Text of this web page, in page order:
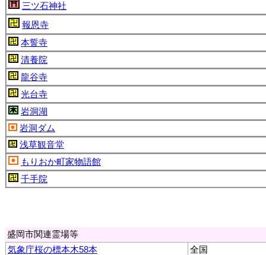
三ツ石神社
報恩寺
本誓寺
清養院
龍谷寺
光台寺
岩洞湖
岩洞ダム
浅草観音堂
もりおか町家物語館
千手院
盛岡市関連霊場等
気象庁桜の標本木58本
全国